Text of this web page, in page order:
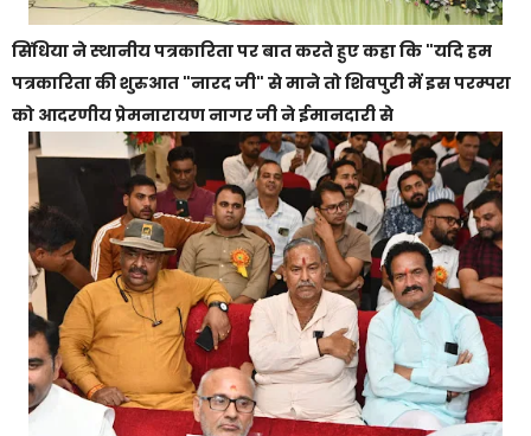
सिंधिया ने स्थानीय पत्रकारिता पर बात करते हुए कहा कि "यदि हम
पत्रकारिता की शुरुआत "नारद जी" से माने तो शिवपुरी में इस परम्परा
को आदरणीय प्रेमनारायण नागर जी ने ईमानदारी से